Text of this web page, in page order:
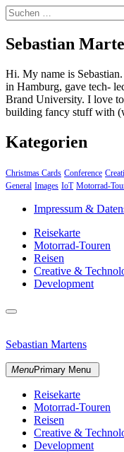
Suchen
nach:
Sebastian
Hi. My name is
in Hamburg, gave tech-
Brand University. I love
building fancy stuff with
Kategorien
Christmas Cards Conference
General Images IoT Motorrad-
Impressum &
Reisekarte
Motorrad-Touren
Reisen
Creative &
Development
close
content
Sebastian Martens
MenuPrimary Menu
Reisekarte
Motorrad-Touren
Reisen
Creative &
Development